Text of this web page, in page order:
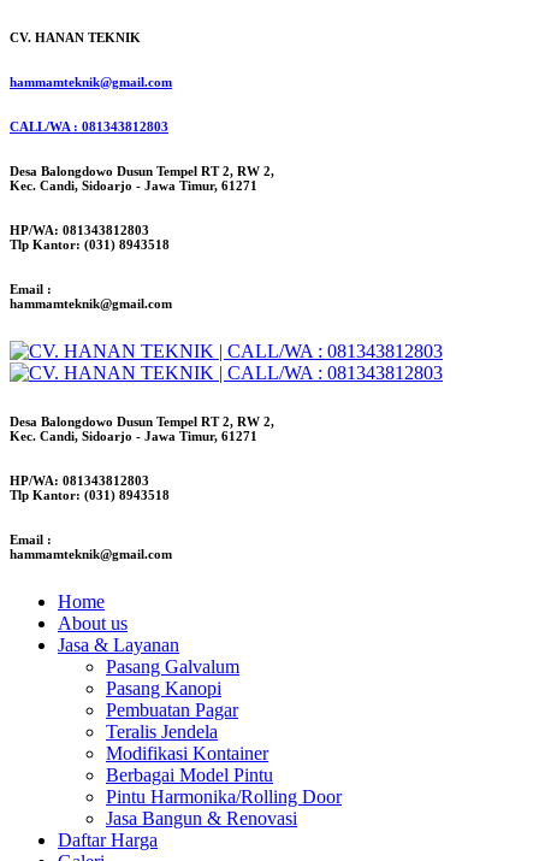
CV. HANAN TEKNIK
hammamteknik@gmail.com
CALL/WA : 081343812803
Desa Balongdowo Dusun Tempel RT 2, RW 2,
Kec. Candi, Sidoarjo - Jawa Timur, 61271
HP/WA: 081343812803
Tlp Kantor: (031) 8943518
Email :
hammamteknik@gmail.com
Desa Balongdowo Dusun Tempel RT 2, RW 2,
Kec. Candi, Sidoarjo - Jawa Timur, 61271
HP/WA: 081343812803
Tlp Kantor: (031) 8943518
Email :
hammamteknik@gmail.com
Home
About us
Jasa & Layanan
Pasang Galvalum
Pasang Kanopi
Pembuatan Pagar
Teralis Jendela
Modifikasi Kontainer
Berbagai Model Pintu
Pintu Harmonika/Rolling Door
Jasa Bangun & Renovasi
Daftar Harga